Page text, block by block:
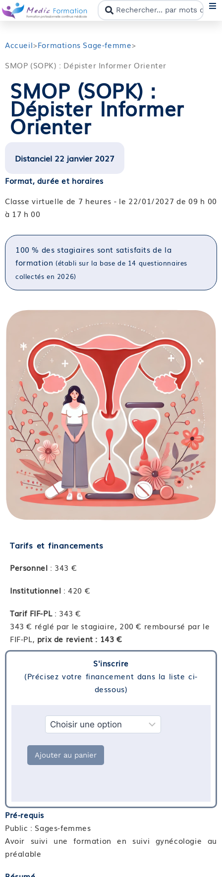
Accueil>Formations Sage-femme>
SMOP (SOPK) : Dépister Informer Orienter
SMOP (SOPK) :
Dépister Informer
Orienter
Distanciel 22 janvier 2027
Format, durée et horaires
Classe virtuelle de 7 heures - le 22/01/2027 de 09 h 00
à 17 h 00
100 % des stagiaires sont satisfaits de la
formation (établi sur la base de 14 questionnaires
collectés en 2026)
Tarifs et financements
Personnel : 343 €
Institutionnel : 420 €
Tarif FIF-PL: 343 €
343 € réglé par le stagiaire, 200 € remboursé par le
FIF-PL, prix de revient : 143 €
S'inscrire
(Précisez votre financement dans la liste ci-
dessous)
Ajouter au panier
Pré-requis
Public : Sages-femmes
Avoir suivi une formation en suivi gynécologie au
préalable